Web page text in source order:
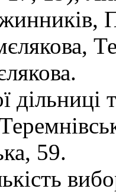
дільниці
59.